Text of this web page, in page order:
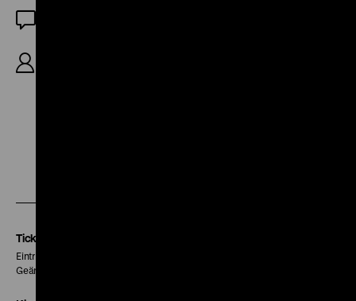
Tickets
Eintritt 5 €
Geänderte Preise sind im Programm vermerkt.